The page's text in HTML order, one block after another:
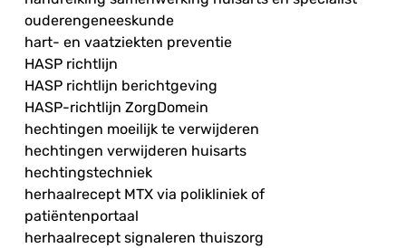
ouderengeneeskunde
hart- en vaatziekten preventie
HASP richtlijn
HASP richtlijn berichtgeving
HASP-richtlijn ZorgDomein
hechtingen moeilijk te verwijderen
hechtingen verwijderen huisarts
hechtingstechniek
herhaalrecept MTX via polikliniek of
patiëntenportaal
herhaalrecept signaleren thuiszorg